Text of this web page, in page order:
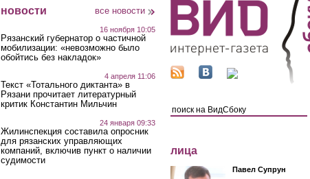
новости все новости
16 ноября 10:05
Рязанский губернатор о частичной
мобилизации: «невозможно было
обойтись без накладок»
4 апреля 11:06
Текст «Тотального диктанта» в
Рязани прочитает литературный
критик Константин Мильчин
24 января 09:33
Жилинспекция составила опросник
для рязанских управляющих
компаний, включив пункт о наличии
судимости
лица
Павел Супрун